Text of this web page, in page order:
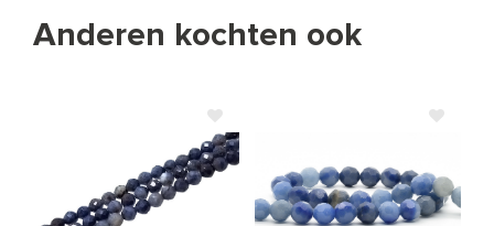
Anderen kochten ook